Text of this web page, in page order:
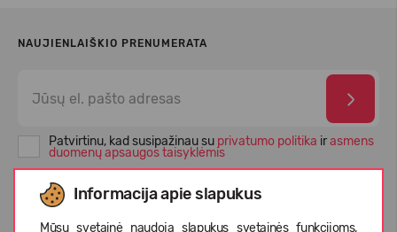
Informacija apie slapukus
Mūsų svetainė naudoja slapukus svetainės funkcijoms,
NAUJIENLAIŠKIO PRENUMERATA
Patvirtinu, kad susipažinau su privatumo politika irasmens
duomenų apsaugos taisyklėmis